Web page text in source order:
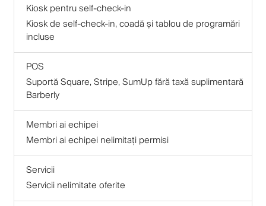
Kiosk pentru self-check-in
Kiosk de self-check-in, coadă și tablou de programări
incluse
POS
Suportă Square, Stripe, SumUp fără taxă suplimentară
Barberly
Membri ai echipei
Membri ai echipei nelimitați permisi
Servicii
Servicii nelimitate oferite